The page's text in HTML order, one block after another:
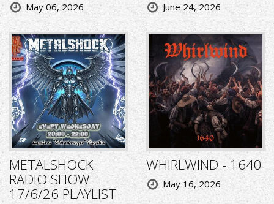
May 06, 2026 June 24, 2026
METALSHOCK
RADIO SHOW
17/6/26 PLAYLIST
WHIRLWIND - 1640
May 16, 2026